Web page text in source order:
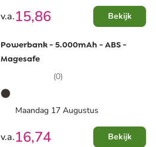
v.a.15,86 Bekijk
Powerbank - 5.000mAh - ABS -
Magesafe
(0)
Maandag 17 Augustus
v.a.16,74 Bekijk